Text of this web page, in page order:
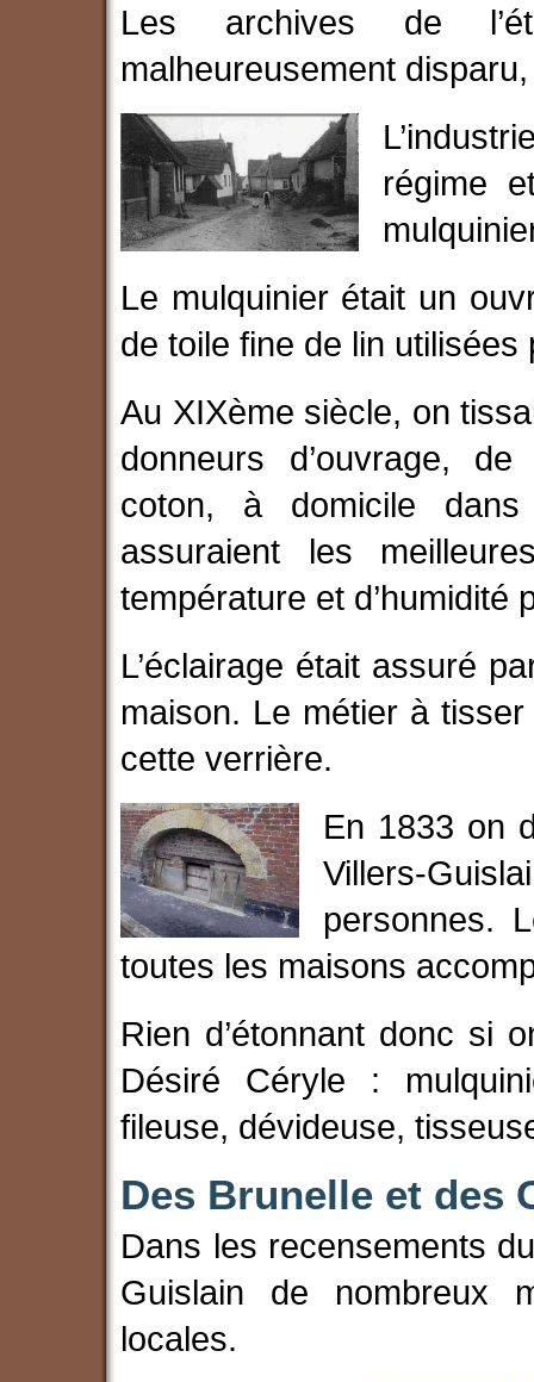
Les archives de
malheureusement
régime
Le mulquinier était un
de toile fine de lin utilisées
Au XIXème siècle, on
donneurs d’ouvrage,
coton, à domicile
assuraient les
température et d’humidité
L’éclairage était assuré
maison. Le métier à
cette verrière.
En 1833 on
Villers-
personnes.
toutes les maisons
Rien d’étonnant donc si
Désiré Céryle :
fileuse, dévideuse,
Des Brunelle et des
Dans les recensements
Guislain de nombreux
locales.